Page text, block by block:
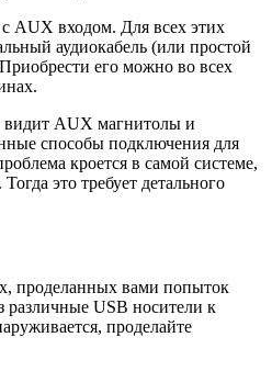
AUX входом. Для всех этих
аудиокабель (или простой
его можно во всех
видит AUX магнитолы и
способы подключения для
кроется в самой системе,
это требует детального
проделанных вами попыток
различные USB носители к
проделайте